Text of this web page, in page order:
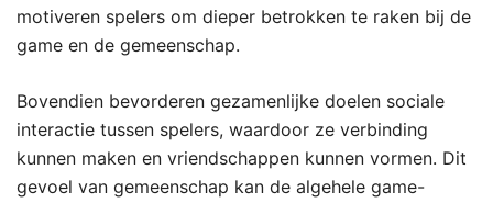
motiveren spelers om dieper betrokken te raken bij de
game en de gemeenschap.
Bovendien bevorderen gezamenlijke doelen sociale
interactie tussen spelers, waardoor ze verbinding
kunnen maken en vriendschappen kunnen vormen. Dit
gevoel van gemeenschap kan de algehele game-